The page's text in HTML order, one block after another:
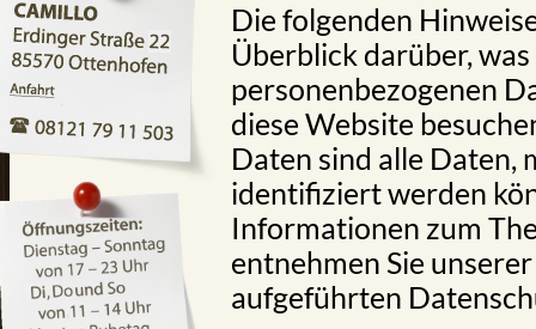
Die folgenden
Überblick darüber,
personenbezogenen
diese Website
Daten sind alle Daten,
identifiziert werden
Informationen zum
entnehmen Sie
aufgeführten